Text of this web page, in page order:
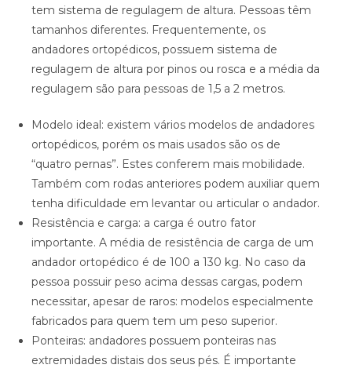
tem sistema de regulagem de altura. Pessoas têm
tamanhos diferentes. Frequentemente, os
andadores ortopédicos, possuem sistema de
regulagem de altura por pinos ou rosca e a média da
regulagem são para pessoas de 1,5 a 2 metros.
Modelo ideal: existem vários modelos de andadores
ortopédicos, porém os mais usados são os de
“quatro pernas”. Estes conferem mais mobilidade.
Também com rodas anteriores podem auxiliar quem
tenha dificuldade em levantar ou articular o andador.
Resistência e carga: a carga é outro fator
importante. A média de resistência de carga de um
andador ortopédico é de 100 a 130 kg. No caso da
pessoa possuir peso acima dessas cargas, podem
necessitar, apesar de raros: modelos especialmente
fabricados para quem tem um peso superior.
Ponteiras: andadores possuem ponteiras nas
extremidades distais dos seus pés. É importante